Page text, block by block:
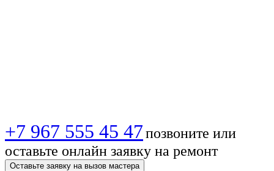
+7 967 555 45 47позвоните или
оставьте онлайн заявку на ремонт
Оставьте заявку на вызов мастера